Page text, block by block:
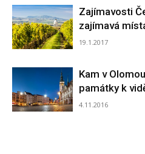
Zajímavosti
zajímavá
19.1.2017
Kam v
památky k
4.11.2016